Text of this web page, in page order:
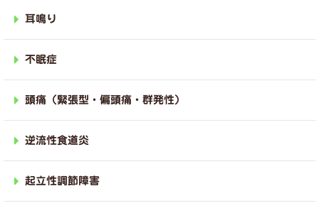
耳鳴り
不眠症
頭痛（緊張型・偏頭痛・群発性）
逆流性食道炎
起立性調節障害